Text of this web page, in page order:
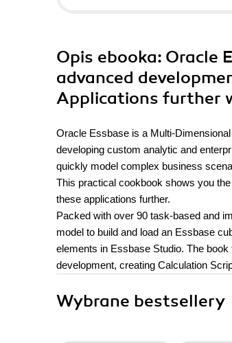
Opis ebooka: Oracle
advanced
Applications further
Oracle Essbase is a Multi-
developing custom analytic and
quickly model complex business
This practical cookbook shows you
these applications further.
Packed with over 90 task-based and
model to build and load an Essbase
elements in Essbase Studio. The
development, creating Calculation
Wybrane bestsellery